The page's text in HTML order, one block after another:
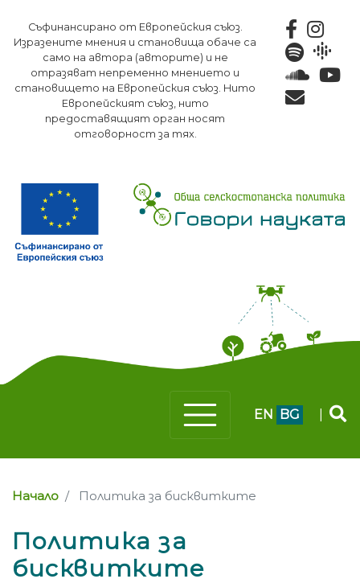
към
основното
съдържание
Съфинансирано от Европейския съюз.
Изразените мнения и становища обаче са
само на автора (авторите) и не
отразяват непременно мнението и
становището на Европейския съюз. Нито
Европейският съюз, нито
предоставящият орган носят
отговорност за тях.
EN BG
Начало Политика за бисквитките
Политика за
бисквитките